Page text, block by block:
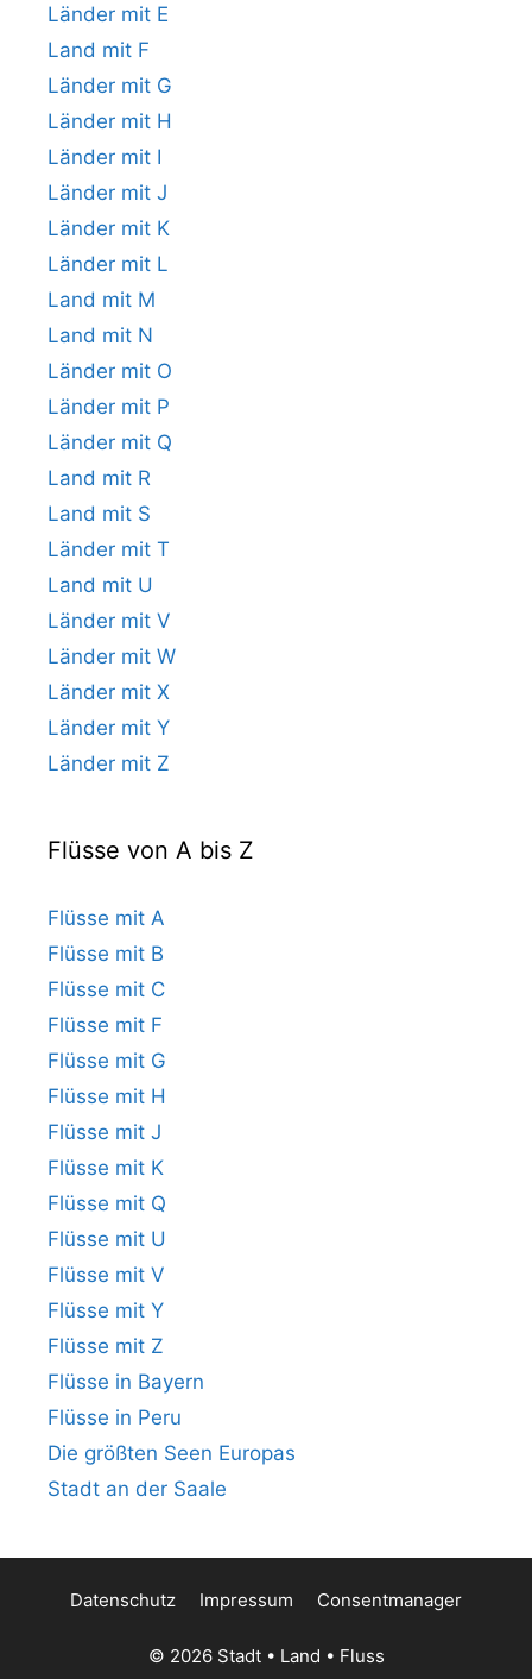
Länder mit E
Land mit F
Länder mit G
Länder mit H
Länder mit I
Länder mit J
Länder mit K
Länder mit L
Land mit M
Land mit N
Länder mit O
Länder mit P
Länder mit Q
Land mit R
Land mit S
Länder mit T
Land mit U
Länder mit V
Länder mit W
Länder mit X
Länder mit Y
Länder mit Z
Flüsse von A bis Z
Flüsse mit A
Flüsse mit B
Flüsse mit C
Flüsse mit F
Flüsse mit G
Flüsse mit H
Flüsse mit J
Flüsse mit K
Flüsse mit Q
Flüsse mit U
Flüsse mit V
Flüsse mit Y
Flüsse mit Z
Flüsse in Bayern
Flüsse in Peru
Die größten Seen Europas
Stadt an der Saale
Datenschutz Impressum Consentmanager
© 2026 Stadt • Land • Fluss